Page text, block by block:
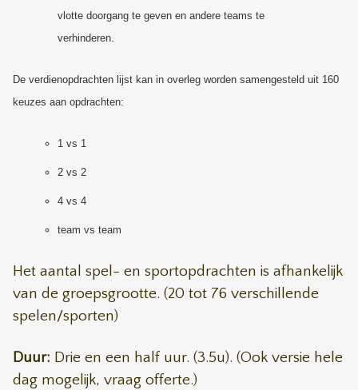
vlotte doorgang te geven en andere teams te
verhinderen.
De verdienopdrachten lijst kan in overleg worden samengesteld uit 160
keuzes aan opdrachten:
1 vs 1
2 vs 2
4 vs 4
team vs team
Het aantal spel- en sportopdrachten is afhankelijk
van de groepsgrootte. (20 tot 76 verschillende
spelen/sporten)
Duur: Drie en een half uur. (3.5u). (Ook versie hele
dag mogelijk, vraag offerte.)